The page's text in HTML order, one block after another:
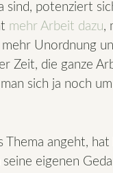
sind, potenziert
mehr Arbeit dazu,
Unordnung
Zeit, die ganze
sich ja noch
Thema angeht,
eigenen